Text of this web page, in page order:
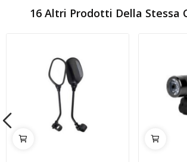
16 Altri Prodotti Della Stessa